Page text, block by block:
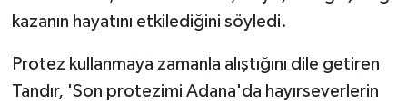
kazanın hayatını etkilediğini söyledi.
Protez kullanmaya zamanla alıştığını dile getiren
Tandır, 'Son protezimi Adana'da hayırseverlerin